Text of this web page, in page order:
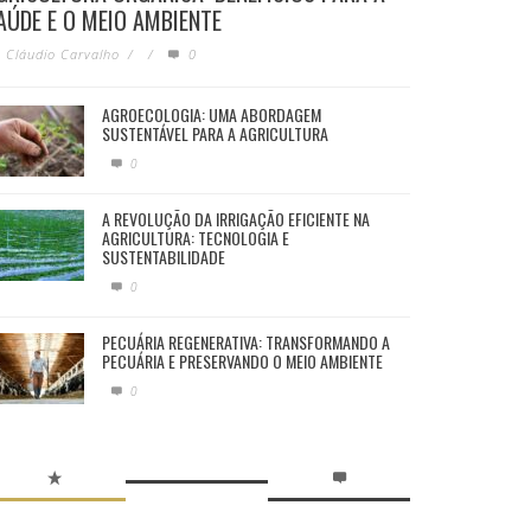
E O MEIO AMBIENTE
Cláudio Carvalho / / 0
AGROECOLOGIA: UMA ABORDAGEM
SUSTENTÁVEL PARA A AGRICULTURA
0
A REVOLUÇÃO DA IRRIGAÇÃO EFICIENTE NA
AGRICULTURA: TECNOLOGIA E
SUSTENTABILIDADE
0
PECUÁRIA REGENERATIVA: TRANSFORMANDO A
PECUÁRIA E PRESERVANDO O MEIO AMBIENTE
0